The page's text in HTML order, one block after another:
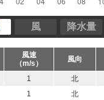
風 降水量
風速
（m/s）
風向
1 北
1 北